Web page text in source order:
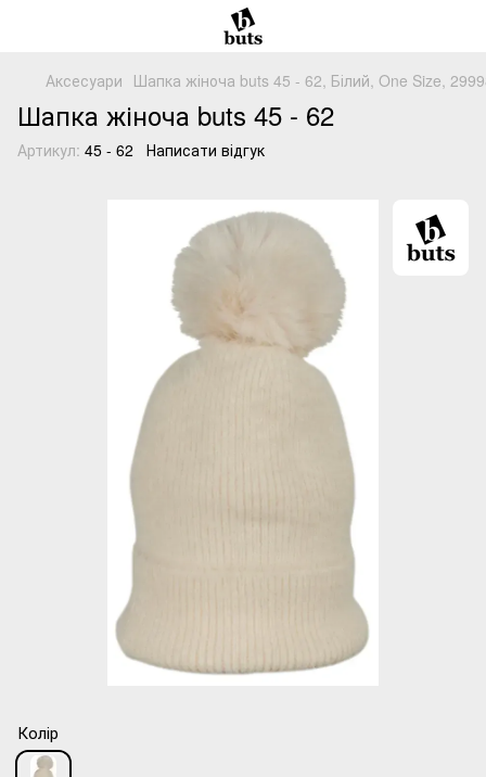
Аксесуари Шапка жіноча buts 45 - 62, Білий, One Size,
Шапка жіноча buts 45 - 62
Артикул: 45 - 62 Написати відгук
Колір